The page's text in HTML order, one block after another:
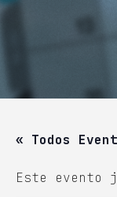
« Todos
Este evento